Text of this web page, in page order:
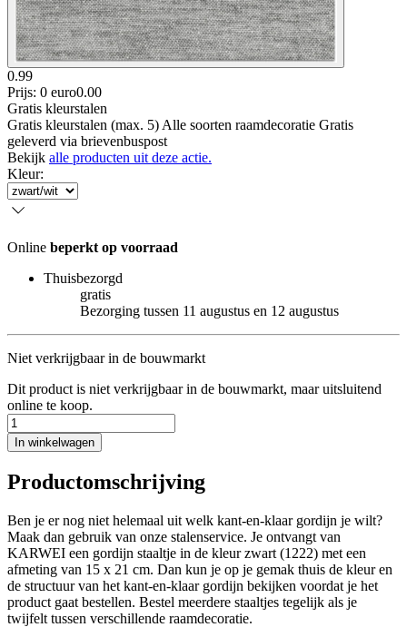
0.99
Prijs: 0 euro0.00
Gratis kleurstalen
Gratis kleurstalen (max. 5) Alle soorten raamdecoratie Gratis
geleverd via brievenbuspost
Bekijk alle producten uit deze actie.
Kleur:
Online beperkt op voorraad
Thuisbezorgd
gratis
Bezorging tussen 11 augustus en 12 augustus
Niet verkrijgbaar in de bouwmarkt
Dit product is niet verkrijgbaar in de bouwmarkt, maar uitsluitend
online te koop.
In winkelwagen
Productomschrijving
Ben je er nog niet helemaal uit welk kant-en-klaar gordijn je wilt?
Maak dan gebruik van onze stalenservice. Je ontvangt van
KARWEI een gordijn staaltje in de kleur zwart (1222) met een
afmeting van 15 x 21 cm. Dan kun je op je gemak thuis de kleur en
de structuur van het kant-en-klaar gordijn bekijken voordat je het
product gaat bestellen. Bestel meerdere staaltjes tegelijk als je
twijfelt tussen verschillende raamdecoratie.